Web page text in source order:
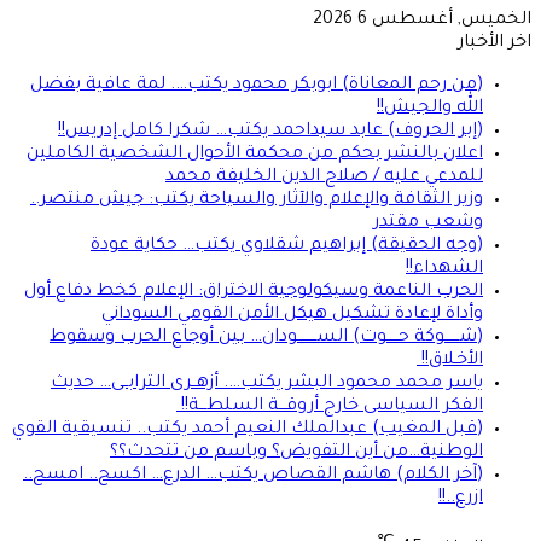
الخميس, أغسطس 6 2026
اخر الأخبار
(من رحم المعاناة) ابوبكر محمود يكتب…. لمة عافية بفضل
الله والجيش!!
(إبر الحروف) عابد سيداحمد يكتب… شكرا كامل إدريس!!
اعلان بالنشر بحكم من محكمة الأحوال الشخصية الكاملين
للمدعي عليه / صلاح الدين الخليفة محمد
وزير الثقافة والإعلام والآثار والسياحة يكتب: جيش منتصر..
وشعب مقتدر
(وجه الحقيقة) إبراهيم شقلاوي يكتب… حكاية عودة
الشهداء!!
الحرب الناعمة وسيكولوجية الاختراق: الإعلام كخط دفاع أول
وأداة لإعادة تشكيل هيكل الأمن القومي السوداني
(شــــــوكة حـــــوت) الســــــــودان… بين أوجاع الحرب وسقوط
الأخـلاق!!
ياسر محمد محمود البشر يكتب…. أزهــرى الترابــى… حديث
الفكر السياسى خارج أروقـــة السلطـــة!!
(قبل المغيب) عبدالملك النعيم أحمد يكتب.. تنسيقية القوي
الوطنية…من أين التفويض؟ وباسم من تتحدث؟؟
(آخر الكلام) هاشم القصاص يكتب… الدرع… اكسح.. امسح..
ازرع..!!